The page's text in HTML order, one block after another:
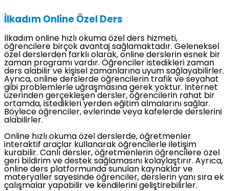
İlkadım Online Özel Ders
İlkadım online hızlı okuma özel ders hizmeti,
öğrencilere birçok avantaj sağlamaktadır. Geleneksel
özel derslerden farklı olarak, online derslerin esnek bir
zaman programı vardır. Öğrenciler istedikleri zaman
ders alabilir ve kişisel zamanlarına uyum sağlayabilirler.
Ayrıca, online derslerde öğrencilerin trafik ve seyahat
gibi problemlerle uğraşmasına gerek yoktur. İnternet
üzerinden gerçekleşen dersler, öğrencilerin rahat bir
ortamda, istedikleri yerden eğitim almalarını sağlar.
Böylece öğrenciler, evlerinde veya kafelerde derslerini
alabilirler.
Online hızlı okuma özel derslerde, öğretmenler
interaktif araçlar kullanarak öğrencilerle iletişim
kurabilir. Canlı dersler, öğretmenlerin öğrencilere özel
geri bildirim ve destek sağlamasını kolaylaştırır. Ayrıca,
online ders platformunda sunulan kaynaklar ve
materyaller sayesinde öğrenciler, derslerin yanı sıra ek
çalışmalar yapabilir ve kendilerini geliştirebilirler.